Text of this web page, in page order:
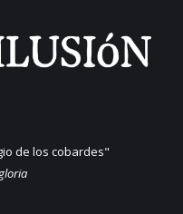
de los cobardes"